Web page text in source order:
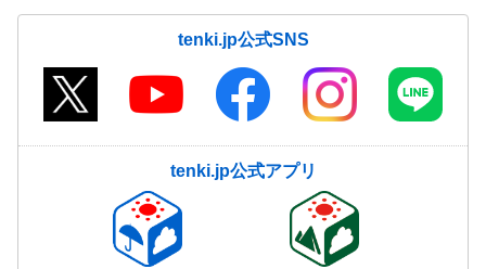
tenki.jp公式SNS
tenki.jp公式アプリ